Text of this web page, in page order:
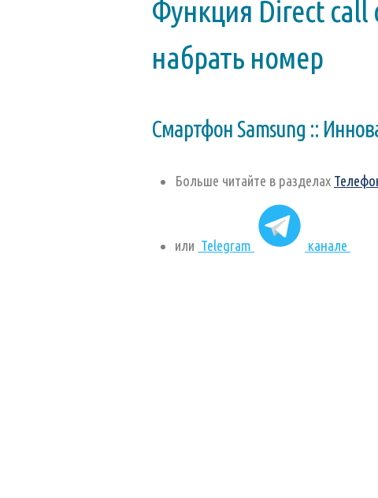
Функция Direct call
набрать номер
Смартфон Samsung ::
Больше читайте в разделах
или Telegram канале